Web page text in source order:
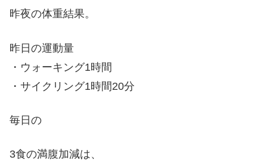
昨夜の体重結果。
昨日の運動量
・ウォーキング1時間
・サイクリング1時間20分
毎日の
3食の満腹加減は、